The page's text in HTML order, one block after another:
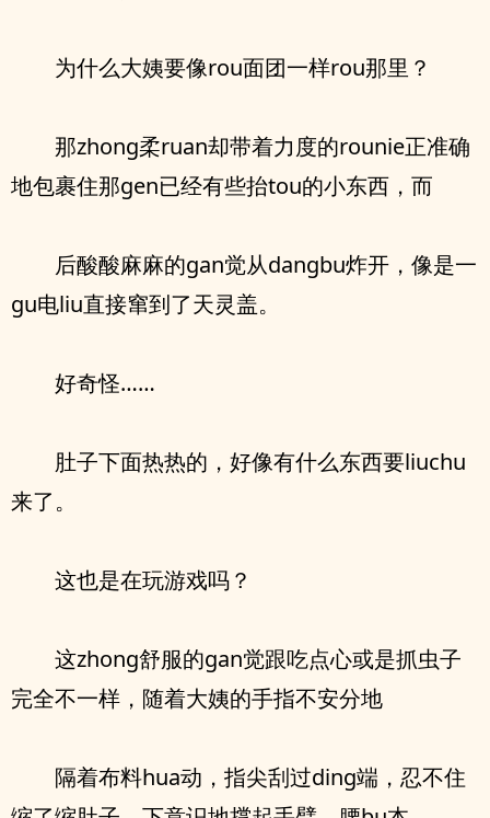
为什么大姨要像rou面团一样rou那里？
那zhong柔ruan却带着力度的rounie正准确
地包裹住那gen已经有些抬tou的小东西，而
后酸酸麻麻的gan觉从dangbu炸开，像是一
gu电liu直接窜到了天灵盖。
好奇怪……
肚子下面热热的，好像有什么东西要liuchu
来了。
这也是在玩游戏吗？
这zhong舒服的gan觉跟吃点心或是抓虫子
完全不一样，随着大姨的手指不安分地
隔着布料hua动，指尖刮过ding端，忍不住